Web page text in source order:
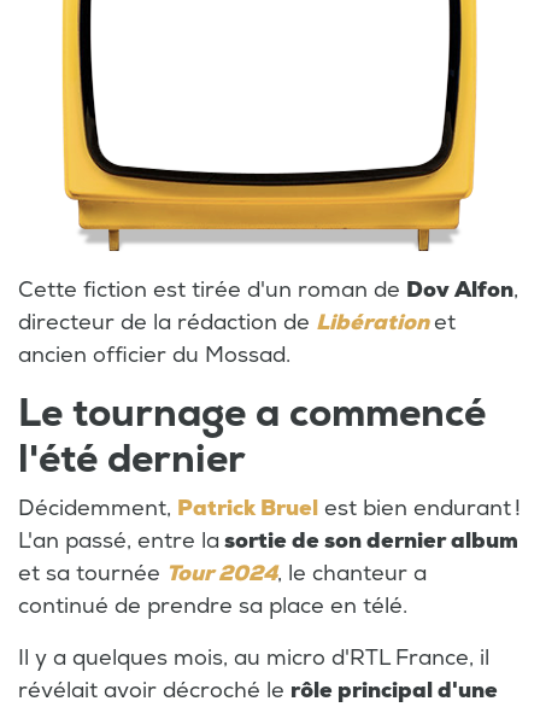
Cette fiction est tirée d'un roman de Dov Alfon,
directeur de la rédaction de Libérationet
ancien officier du Mossad.
Le tournage a commencé
l'été dernier
Décidemment, Patrick Bruel est bien endurant !
L'an passé, entre la sortie de son dernier album
et sa tournée Tour 2024, le chanteur a
continué de prendre sa place en télé.
Il y a quelques mois, au micro d'RTL France, il
révélait avoir décroché le rôle principal d'une